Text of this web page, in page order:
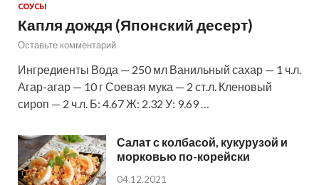
СОУСЫ
Капля дождя (Японский десерт)
Оставьте комментарий
Ингредиенты Вода — 250 мл Ванильный сахар — 1 ч.л.
Агар-агар — 10 г Соевая мука — 2 ст.л. Кленовый
сироп — 2 ч.л. Б: 4.67 Ж: 2.32 У: 9.69 …
Салат с колбасой, кукурузой и
морковью по-корейски
04.12.2021